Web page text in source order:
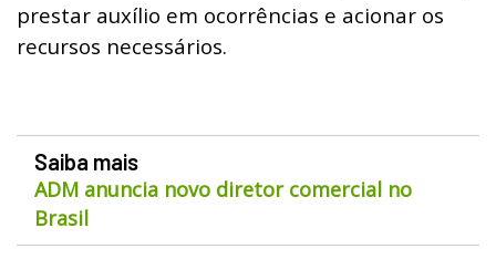
prestar auxílio em ocorrências e acionar os
recursos necessários.
Saiba mais
ADM anuncia novo diretor comercial no
Brasil